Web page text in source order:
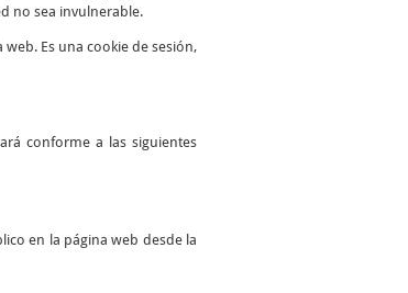
no sea invulnerable.
Es una cookie de sesión,
conforme a las siguientes
en la página web desde la